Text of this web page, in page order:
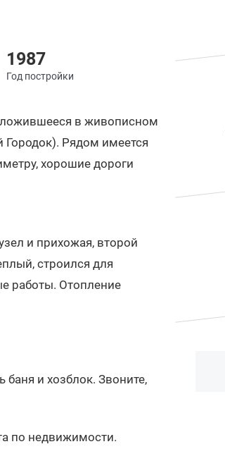
1987
Год постройки
в живописном
Рядом имеется
хорошие дороги
и прихожая, второй
строился для
работы. Отопление
и хозблок. Звоните,
по недвижимости.